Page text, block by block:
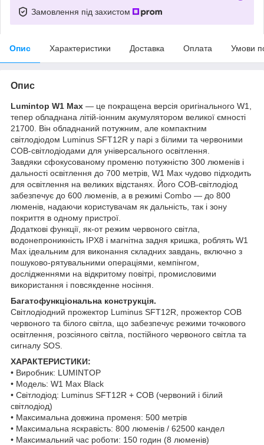
Замовлення під захистом
Опис Характеристики Доставка Оплата Умови
Опис
Lumintop W1 Max — це покращена версія оригінального W1,
тепер обладнана літій-іонним акумулятором великої ємності
21700. Він обладнаний потужним, але компактним
світлодіодом Luminus SFT12R у парі з білими та червоними
COB-світлодіодами для універсального освітлення.
Завдяки сфокусованому променю потужністю 300 люменів і
дальності освітлення до 700 метрів, W1 Max чудово підходить
для освітлення на великих відстанях. Його COB-світлодіод
забезпечує до 600 люменів, а в режимі Combo — до 800
люменів, надаючи користувачам як дальність, так і зону
покриття в одному пристрої.
Додаткові функції, як-от режим червоного світла,
водонепроникність IPX8 і магнітна задня кришка, роблять W1
Max ідеальним для виконання складних завдань, включно з
пошуково-рятувальними операціями, кемпінгом,
дослідженнями на відкритому повітрі, промисловими
використання і повсякденне носіння.
Багатофункціональна конструкція.
Світлодіодний прожектор Luminus SFT12R, прожектор COB
червоного та білого світла, що забезпечує режими точкового
освітлення, розсіяного світла, постійного червоного світла та
сигналу SOS.
ХАРАКТЕРИСТИКИ:
• Виробник: LUMINTOP
• Модель: W1 Max Black
• Світлодіод: Luminus SFT12R + COB (червоний і білий
світлодіод)
• Максимальна довжина променя: 500 метрів
• Максимальна яскравість: 800 люменів / 62500 кандел
• Максимальний час роботи: 150 годин (8 люменів)